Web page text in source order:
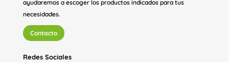
ayudaremos a escoger los productos indicados para tus
necesidades.
Contacto
Redes Sociales